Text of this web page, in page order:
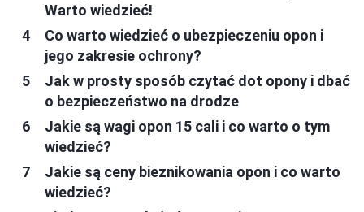
Warto wiedzieć!
Co warto wiedzieć o ubezpieczeniu opon i
jego zakresie ochrony?
Jak w prosty sposób czytać dot opony i dbać
o bezpieczeństwo na drodze
Jakie są wagi opon 15 cali i co warto o tym
wiedzieć?
Jakie są ceny bieznikowania opon i co warto
wiedzieć?